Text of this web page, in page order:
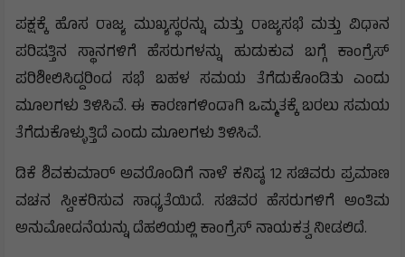
ಪಕ್ಷಕ್ಕೆ ಹೊಸ ರಾಜ್ಯ ಮುಖ್ಯಸ್ಥರನ್ನು ಮತ್ತು ರಾಜ್ಯಸಭೆ ಮತ್ತು ವಿಧಾನ
ಪರಿಷತ್ತಿನ ಸ್ಥಾನಗಳಿಗೆ ಹೆಸರುಗಳನ್ನು ಹುಡುಕುವ ಬಗ್ಗೆ ಕಾಂಗ್ರೆಸ್
ಪರಿಶೀಲಿಸಿದ್ದರಿಂದ ಸಭೆ ಬಹಳ ಸಮಯ ತೆಗೆದುಕೊಂಡಿತು ಎಂದು
ಮೂಲಗಳು ತಿಳಿಸಿವೆ. ಈ ಕಾರಣಗಳಿಂದಾಗಿ ಒಮ್ಮತಕ್ಕೆ ಬರಲು ಸಮಯ
ತೆಗೆದುಕೊಳ್ಳುತ್ತಿದೆ ಎಂದು ಮೂಲಗಳು ತಿಳಿಸಿವೆ.
ಡಿಕೆ ಶಿವಕುಮಾರ್ ಅವರೊಂದಿಗೆ ನಾಳೆ ಕನಿಷ್ಠ 12 ಸಚಿವರು ಪ್ರಮಾಣ
ವಚನ ಸ್ವೀಕರಿಸುವ ಸಾಧ್ಯತೆಯಿದೆ. ಸಚಿವರ ಹೆಸರುಗಳಿಗೆ ಅಂತಿಮ
ಅನುಮೋದನೆಯನ್ನು ದೆಹಲಿಯಲ್ಲಿ ಕಾಂಗ್ರೆಸ್ ನಾಯಕತ್ವ ನೀಡಲಿದೆ.